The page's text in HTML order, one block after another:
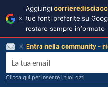
Aggiungi
tue fonti preferite su
restare sempre informato
Entra nella community -
Clicca qui per inserire i tuoi dati